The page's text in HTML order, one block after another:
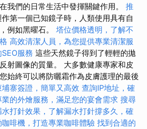
我們的日常生活中發揮關鍵作用。 推
第一個已知鏡子時，人類使用具有自
例如黑曜石。 塔位價格透明，了解不
高效清潔人員，為您提供專業清潔服
服務 這些天然鏡子得到了輕輕的拋
射圖像的質量。 大多數健康專家和皮
始終可以將防曬霜作為皮膚護理的最後
寨簽證，簡單又高效 查詢IP地址，確
的外燴服務，滿足您的宴會需求 搜尋
水打針效果，了解漏水打針撐多久，確
啡機，打造專業咖啡體驗 找到合適的